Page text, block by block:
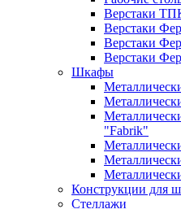
Верстаки
Верстаки
Верстаки
Верстаки
Шкафы
"Fabrik"
Конструкции для
Стеллажи